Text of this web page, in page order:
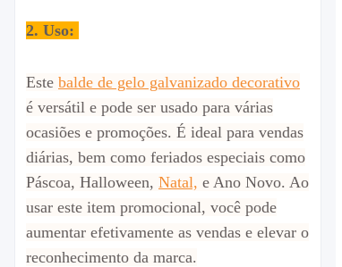
2. Uso:
Este balde de gelo galvanizado decorativo
é versátil e pode ser usado para várias
ocasiões e promoções. É ideal para vendas
diárias, bem como feriados especiais como
Páscoa, Halloween, Natal, e Ano Novo. Ao
usar este item promocional, você pode
aumentar efetivamente as vendas e elevar o
reconhecimento da marca.